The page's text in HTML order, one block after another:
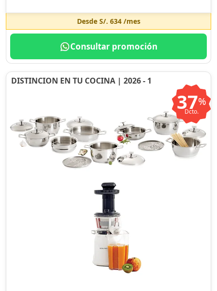
Desde S/. 634/mes
Consultar promoción
DISTINCION EN TU COCINA | 2026 - 1
37%
Dcto.